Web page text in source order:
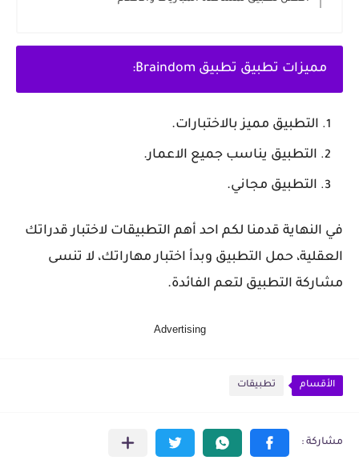
مميزات تطبيق تطبيق Braindom:
التطبيق مميز بالاختبارات.
التطبيق يناسب جميع الاعمار.
التطبيق مجاني.
في النهاية قدمنا لكم احد أهم التطبيقات لاختبار قدراتك
العقلية، حمل التطبيق وبدأ اختبار مهاراتك، لا تنسى
مشاركة التطبيق لتعم الفائدة.
Advertising
الأقسام تطبيقات